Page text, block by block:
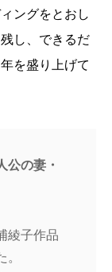
ングをとおし
し、できるだ
を盛り上げて
公の妻・
綾子作品